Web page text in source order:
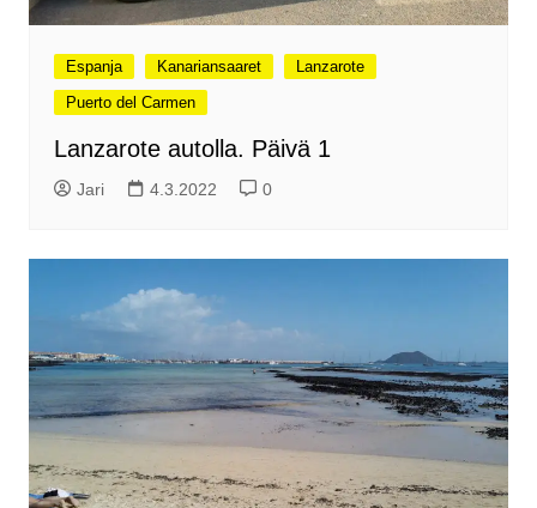
Espanja Kanariansaaret
Lanzarote
Puerto del Carmen
Lanzarote autolla. Päivä 1
Jari 4.3.2022 0